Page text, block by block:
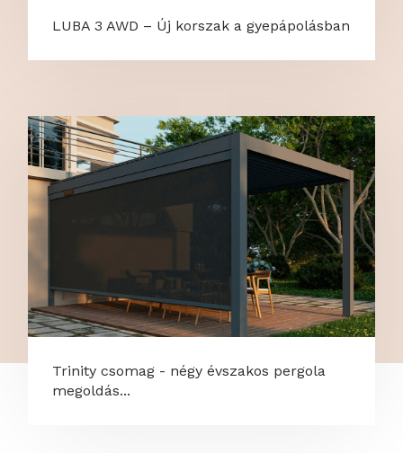
LUBA 3 AWD – Új korszak a gyepápolásban
Trinity csomag - négy évszakos pergola
megoldás...